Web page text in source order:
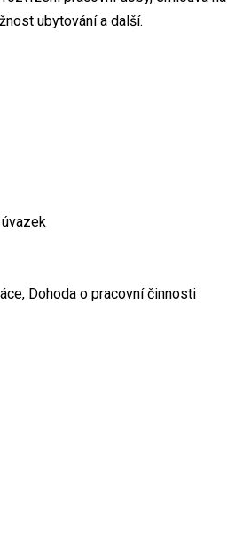
ubytování a další.
Dohoda o pracovní činnosti